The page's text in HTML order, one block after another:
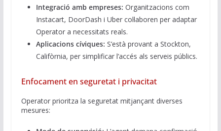
Integració amb empreses: Organitzacions com
Instacart, DoorDash i Uber col·laboren per adaptar
Operator a necessitats reals.
Aplicacions cíviques: S’està provant a Stockton,
Califòrnia, per simplificar l’accés als serveis públics.
Enfocament en seguretat i privacitat
Operator prioritza la seguretat mitjançant diverses
mesures: